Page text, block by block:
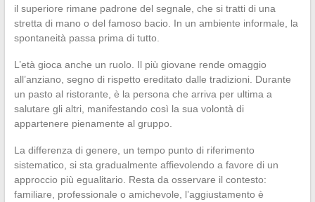
il superiore rimane padrone del segnale, che si tratti di una
stretta di mano o del famoso bacio. In un ambiente informale, la
spontaneità passa prima di tutto.
L’età gioca anche un ruolo. Il più giovane rende omaggio
all’anziano, segno di rispetto ereditato dalle tradizioni. Durante
un pasto al ristorante, è la persona che arriva per ultima a
salutare gli altri, manifestando così la sua volontà di
appartenere pienamente al gruppo.
La differenza di genere, un tempo punto di riferimento
sistematico, si sta gradualmente affievolendo a favore di un
approccio più egualitario. Resta da osservare il contesto:
familiare, professionale o amichevole, l’aggiustamento è